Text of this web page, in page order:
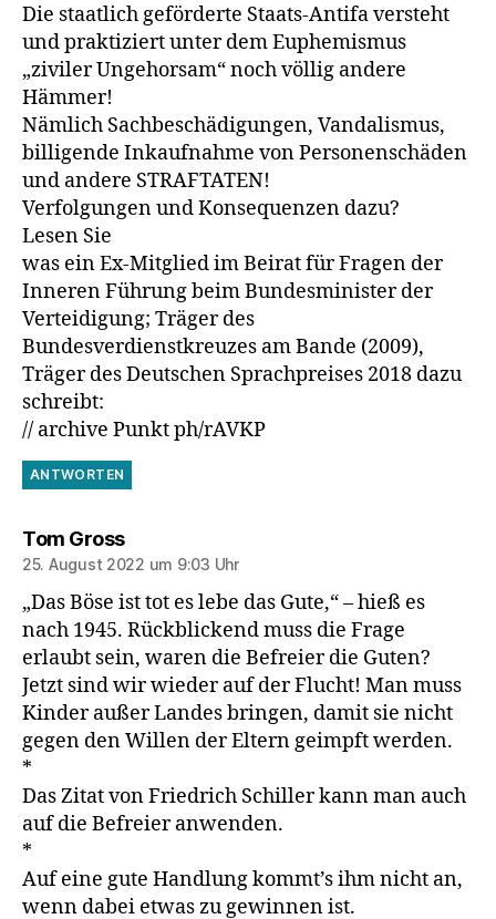
Die staatlich geförderte Staats-Antifa versteht
und praktiziert unter dem Euphemismus
„ziviler Ungehorsam“ noch völlig andere
Hämmer!
Nämlich Sachbeschädigungen, Vandalismus,
billigende Inkaufnahme von Personenschäden
und andere STRAFTATEN!
Verfolgungen und Konsequenzen dazu?
Lesen Sie
was ein Ex-Mitglied im Beirat für Fragen der
Inneren Führung beim Bundesminister der
Verteidigung; Träger des
Bundesverdienstkreuzes am Bande (2009),
Träger des Deutschen Sprachpreises 2018 dazu
schreibt:
// archive Punkt ph/rAVKP
ANTWORTEN
Tom Grosssagt:
25. August 2022 um 9:03 Uhr
„Das Böse ist tot es lebe das Gute,“ – hieß es
nach 1945. Rückblickend muss die Frage
erlaubt sein, waren die Befreier die Guten?
Jetzt sind wir wieder auf der Flucht! Man muss
Kinder außer Landes bringen, damit sie nicht
gegen den Willen der Eltern geimpft werden.
*
Das Zitat von Friedrich Schiller kann man auch
auf die Befreier anwenden.
*
Auf eine gute Handlung kommt’s ihm nicht an,
wenn dabei etwas zu gewinnen ist.